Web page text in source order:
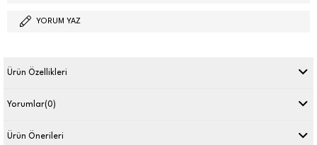
YORUM YAZ
Ürün Özellikleri
Yorumlar(0)
Ürün Önerileri